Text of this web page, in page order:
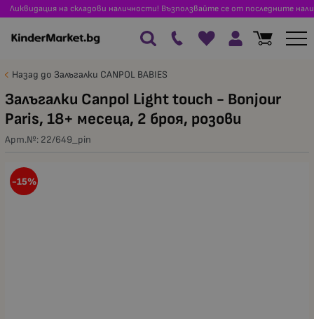
Ликвидация на складови наличности! Възползвайте се от последните
Назад до Залъгалки CANPOL BABIES
Залъгалки Canpol Light touch - Bonjour
Paris, 18+ месеца, 2 броя, розови
Арт.№: 22/649_pin
-15%